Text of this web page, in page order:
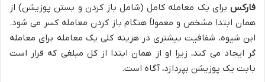
فارکس برای یک معامله کامل (شامل باز کردن و بستن پوزیشن) از
همان ابتدا مشخص و معمولاً هنگام باز کردن معامله کسر می شود.
این شیوه، شفافیت بیشتری در هزینه کلی یک معامله برای معامله
گر ایجاد می کند، زیرا او از همان ابتدا از کل مبلغی که قرار است
بابت یک پوزیشن بپردازد، آگاه است.